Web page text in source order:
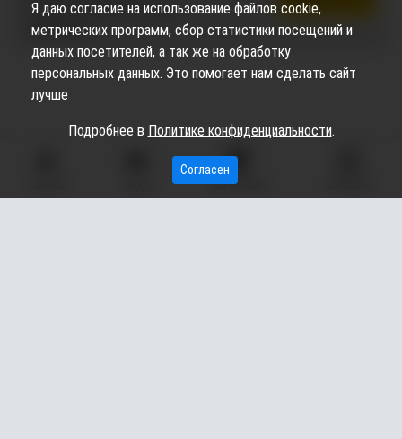
чтобы не пропустить новые
публикации
МЫ НА КАРТЕ
Я даю согласие на использование файлов cookie,
метрических программ, сбор статистики посещений и
данных посетителей, а так же на обработку
персональных данных. Это помогает нам сделать сайт
лучше
Подробнее в Политике конфиденциальности.
Согласен